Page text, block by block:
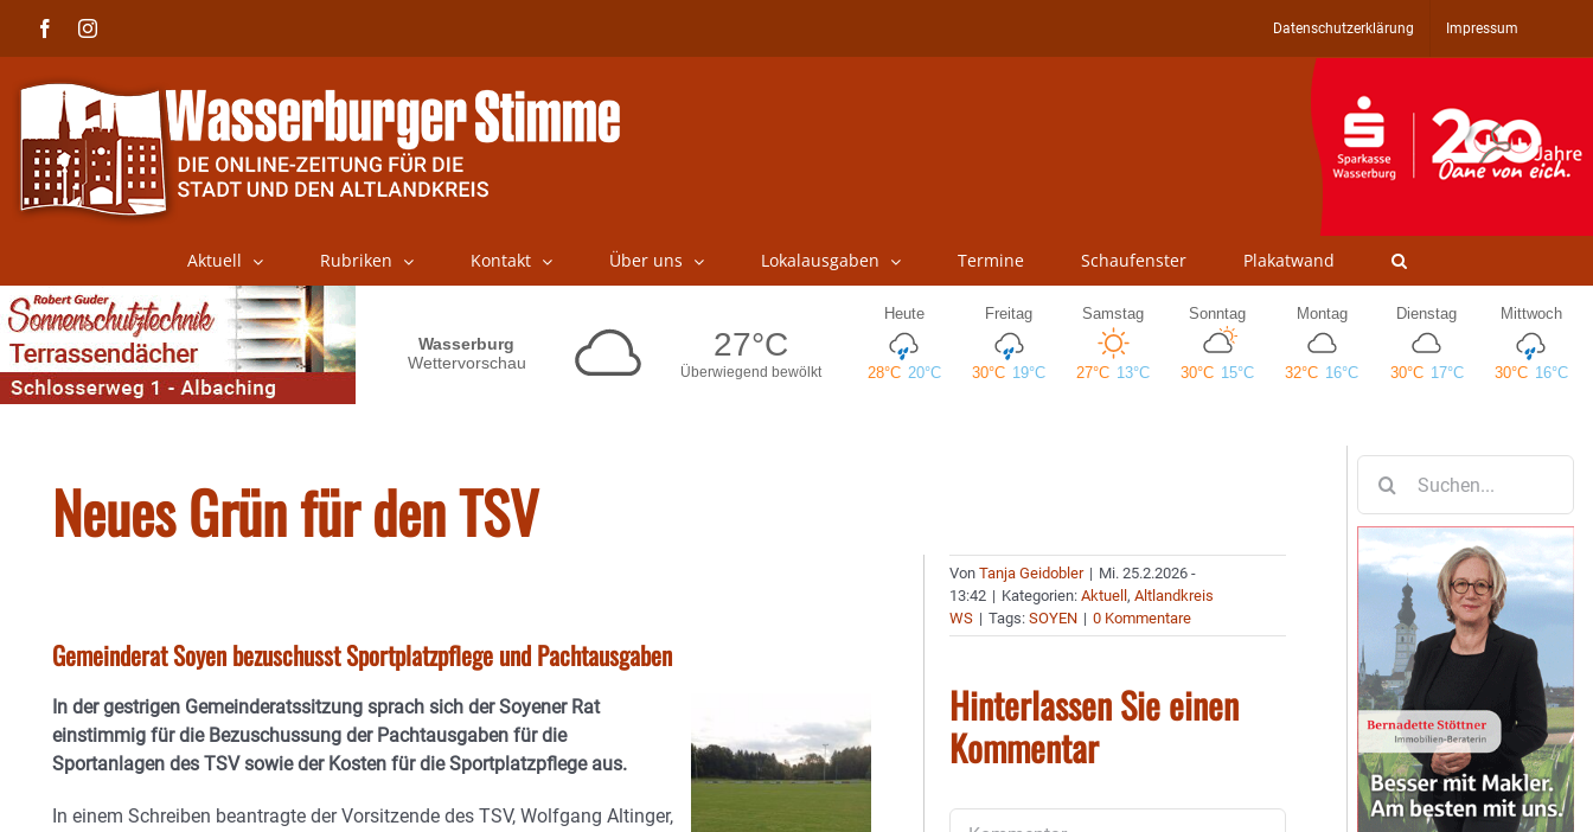
FacebookInstagram Datenschutzerklärung Impressum
Aktuell Rubriken Kontakt Über uns Lokalausgaben Termine Schaufenster Plakatwand
Neues Grün für den TSV
Gemeinderat Soyen bezuschusst Sportplatzpflege und Pachtausgaben
In der gestrigen Gemeinderatssitzung sprach sich der Soyener Rat
einstimmig für die Bezuschussung der Pachtausgaben für die
Sportanlagen des TSV sowie der Kosten für die Sportplatzpflege aus.
In einem Schreiben beantragte der Vorsitzende des TSV, Wolfgang Altinger,
VonTanja Geidobler | Mi. 25.2.2026 -
13:42 | Kategorien:Aktuell,Altlandkreis
WS | Tags:SOYEN | 0 Kommentare
Hinterlassen Sie einen
Kommentar
nach: